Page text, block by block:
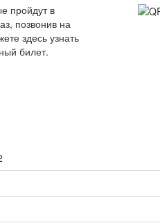
пройдут в
позвонив на
здесь узнать
билет.